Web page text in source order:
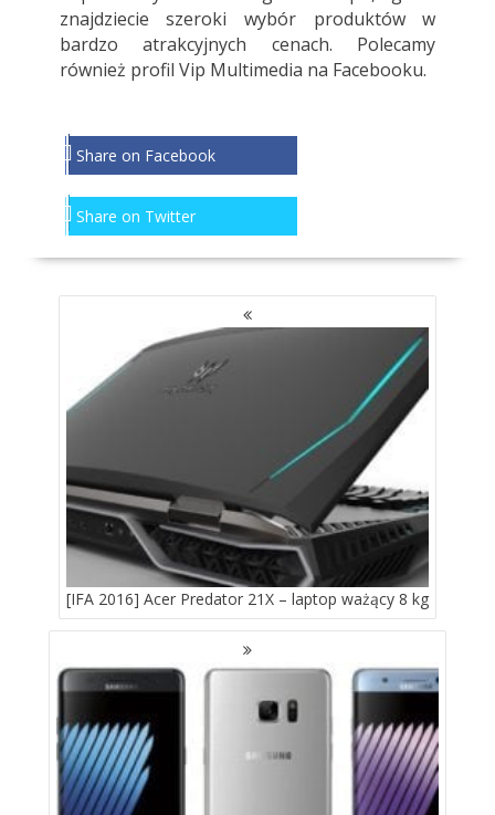
znajdziecie szeroki wybór produktów w
bardzo atrakcyjnych cenach. Polecamy
również profil Vip Multimedia na Facebooku.
Share on Facebook
Share on Twitter
NAWIGACJA
[IFA 2016] Acer Predator 21X – laptop ważący 8 kg